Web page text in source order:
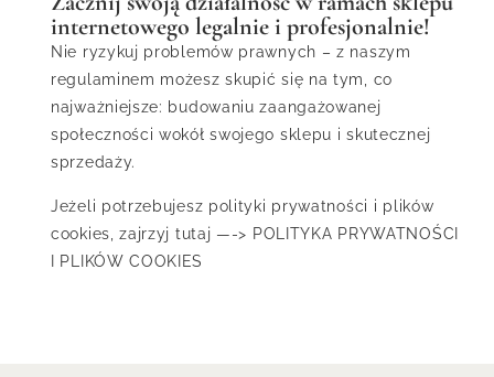
internetowego legalnie i profesjonalnie!
Nie ryzykuj problemów prawnych – z naszym
regulaminem możesz skupić się na tym, co
najważniejsze: budowaniu zaangażowanej
społeczności wokół swojego sklepu i skutecznej
sprzedaży.
Jeżeli potrzebujesz polityki prywatności i plików
cookies, zajrzyj tutaj —-> POLITYKA PRYWATNOŚCI
I PLIKÓW COOKIES